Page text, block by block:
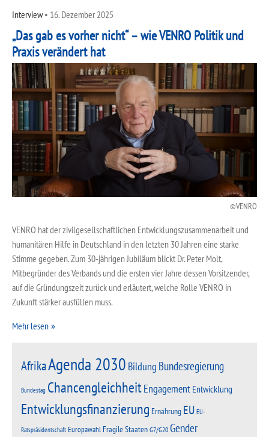
Interview• 16. Dezember 2025
„Das gab es vorher nicht“ – wie VENRO Politik und
Praxis verändert hat
VENRO
VENRO hat der zivilgesellschaftlichen Entwicklungszusammenarbeit und
humanitären Hilfe in Deutschland in den letzten 30 Jahren eine starke
Stimme gegeben. Zum 30-jährigen Jubiläum blickt Dr. Peter Molt,
Mitbegründer des Verbands und die ersten vier Jahre dessen Vorsitzender,
auf die Gründungszeit zurück und erläutert, welche Rolle VENRO in
Zukunft stärker ausfüllen muss.
Mehr lesen
AfrikaAgenda 2030 Bildung Bundesregierung
Bundestag ChancengleichheitEngagement Entwicklung
Entwicklungsfinanzierung Ernährung EU EU-
Ratspräsidentschaft EuropawahlFragile StaatenG7/G20Gender